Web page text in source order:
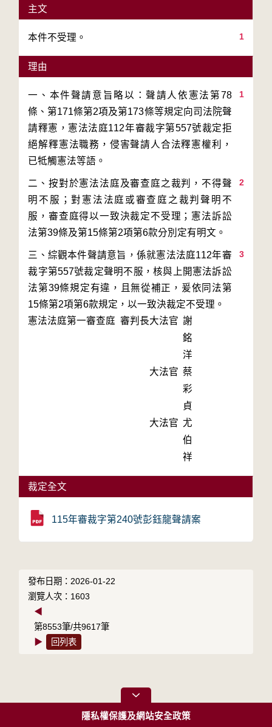
主文
1
本件不受理。
理由
1
一、本件聲請意旨略以：聲請人依憲法第78
條、第171條第2項及第173條等規定向司法院聲
請釋憲，憲法法庭112年審裁字第557號裁定拒
絕解釋憲法職務，侵害聲請人合法釋憲權利，
2
二、按對於憲法法庭及審查庭之裁判，不得聲
明不服；對憲法法庭或審查庭之裁判聲明不
服，審查庭得以一致決裁定不受理；憲法訴訟
3
三、綜觀本件聲請意旨，係就憲法法庭112年審
裁字第557號裁定聲明不服，核與上開憲法訴訟
法第39條規定有違，且無從補正，爰依同法第
15條第2項第6款規定，以一致決裁定不受理。
憲法法庭第一審查庭 審判長大法官 謝
銘
洋
大法官 蔡
彩
貞
大法官 尤
伯
祥
裁定全文
115年審裁字第240號彭鈺龍聲請案
發布日期：2026-01-22
瀏覽人次：1603
◀
第8553筆/共9617筆
▶
回列表
隱私權保護及網站安全政策